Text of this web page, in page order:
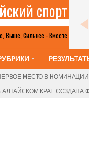
Выше, Сильнее - Вместе
спорт
МЕСТО В НОМИНАЦИИ
АЛТАЙСКОМ КРАЕ